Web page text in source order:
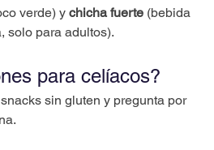
verde) y chicha fuerte (bebida
solo para adultos).
para celíacos?
sin gluten y pregunta por